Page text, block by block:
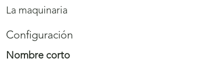
La maquinaria
Configuración
Nombre corto